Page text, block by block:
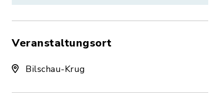
Veranstaltungsort
Bilschau-Krug